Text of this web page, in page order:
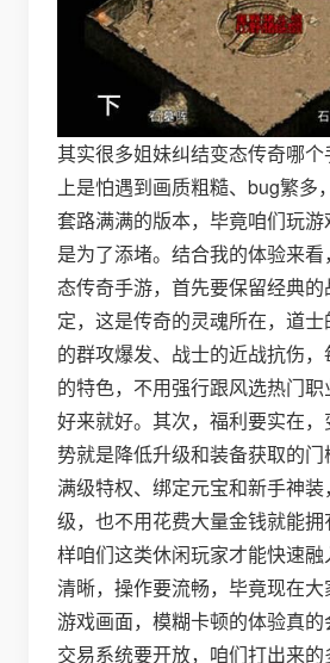
其实很多姐妹纠结变态传奇哪
上是怕遇到画质粗糙、bug繁多
套路满满的版本，毕竟咱们玩
是为了添堵。结合我的体验来
态传奇手游，首先要保留经典
定，这是传奇的灵魂所在，道
的群攻爆发、战士的近战抗伤
的特色，不用强行跟风选热门
好来就好。其次，福利要实在
势就是降低升级和装备获取的
满级特权、绑定元宝和新手神
级，也不用花费大量金钱就能
样咱们这类休闲玩家才能快速
清晰，操作要流畅，毕竟现在
游戏画面，模糊卡顿的体验真
交易系统要开放，咱们打出来